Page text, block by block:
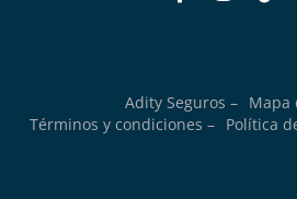
Adity Seguros – Mapa
Términos y condiciones –
Política